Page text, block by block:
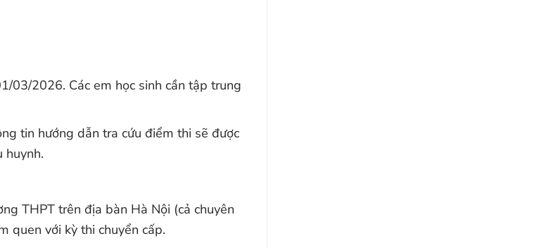
03/2026. Các em học sinh cần tập trung
tin hướng dẫn tra cứu điểm thi sẽ được
huynh.
THPT trên địa bàn Hà Nội (cả chuyên
quen với kỳ thi chuyển cấp.